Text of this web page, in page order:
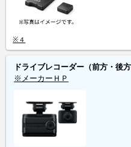
※４
ドライブレコーダー（前方・後
※メーカーＨＰ